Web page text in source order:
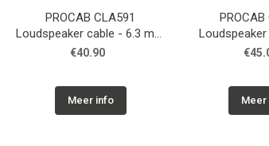
PROCAB CLA591
Loudspeaker cable - 6.3 mm
Jack male - XLR female
€40.90
Meer info
male -
Meer